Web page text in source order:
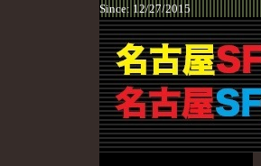
Since: 12/27/2015